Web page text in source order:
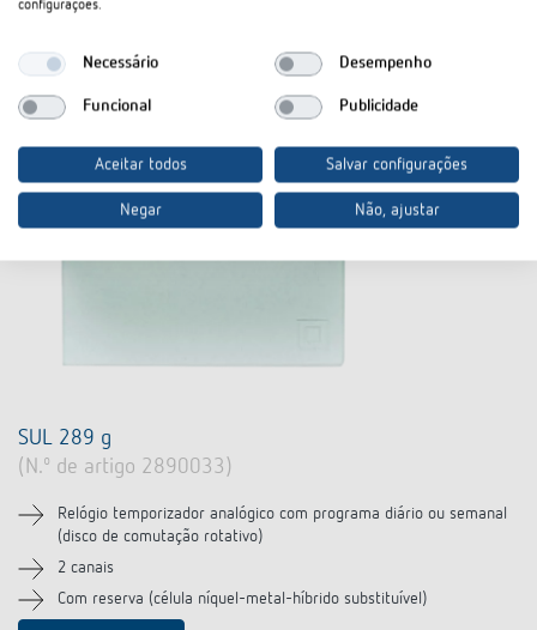
SUL 289 g
(N.º de artigo 2890033)
Relógio temporizador analógico com programa diário ou semanal
(disco de comutação rotativo)
2 canais
Com reserva (célula níquel-metal-híbrido substituível)
configurações.
Necessário Desempenho
Funcional Publicidade
Aceitar todos Salvar configurações
Negar Não, ajustar